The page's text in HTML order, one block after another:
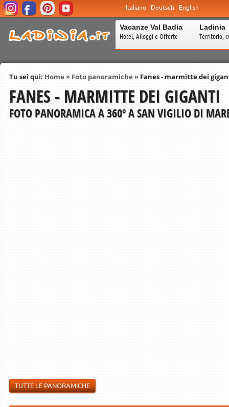
Italiano Deutsch English
Vacanze Val Badia
Hotel, Alloggi e Offerte
Ladinia
Territorio,
Tu sei qui: Home» Foto panoramiche » Fanes - marmitte dei
FANES - MARMITTE DEI GIGANTI
FOTO PANORAMICA A 360º A SAN VIGILIO DI
TUTTE LE PANORAMICHE